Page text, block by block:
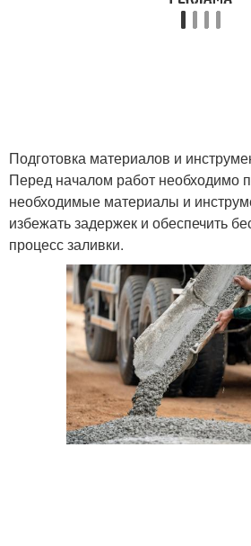
Подготовка материалов и
Перед началом работ необходимо
необходимые материалы и
избежать задержек и обеспечить
процесс заливки.